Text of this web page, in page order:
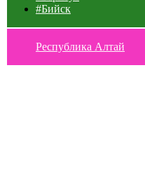
#Бийск
Республика Алтай